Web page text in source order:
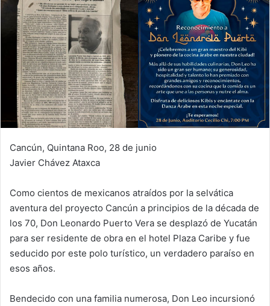
Cancún, Quintana Roo, 28 de junio
Javier Chávez Ataxca
Como cientos de mexicanos atraídos por la selvática
aventura del proyecto Cancún a principios de la década de
los 70, Don Leonardo Puerto Vera se desplazó de Yucatán
para ser residente de obra en el hotel Plaza Caribe y fue
seducido por este polo turístico, un verdadero paraíso en
esos años.
Bendecido con una familia numerosa, Don Leo incursionó